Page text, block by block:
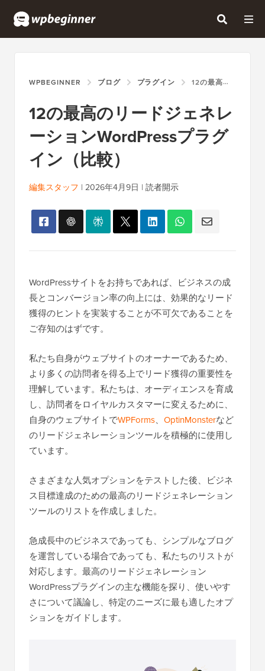
WPBEGINNER ブログ プラグイン 12の最高のリードジェネレーションWORDPRESSプラグイン（比較）
12の最高のリードジェネレ
ーションWordPressプラグ
イン（比較）
編集スタッフ | 2026年4月9日 | 読者開示
WordPressサイトをお持ちであれば、ビジネスの成
長とコンバージョン率の向上には、効果的なリード
獲得のヒントを実装することが不可欠であることを
ご存知のはずです。
私たち自身がウェブサイトのオーナーであるため、
より多くの訪問者を得る上でリード獲得の重要性を
理解しています。私たちは、オーディエンスを育成
し、訪問者をロイヤルカスタマーに変えるために、
自身のウェブサイトでWPForms、 OptinMonsterなど
のリードジェネレーションツールを積極的に使用し
ています。
さまざまな人気オプションをテストした後、ビジネ
ス目標達成のための最高のリードジェネレーション
ツールのリストを作成しました。
急成長中のビジネスであっても、シンプルなブログ
を運営している場合であっても、私たちのリストが
対応します。最高のリードジェネレーション
WordPressプラグインの主な機能を探り、使いやす
さについて議論し、特定のニーズに最も適したオプ
ションをガイドします。